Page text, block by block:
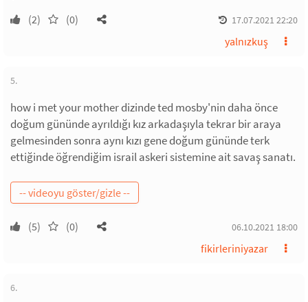
(2) (0) 17.07.2021 22:20
yalnızkuş
5.
how i met your mother dizinde ted mosby'nin daha önce
doğum gününde ayrıldığı kız arkadaşıyla tekrar bir araya
gelmesinden sonra aynı kızı gene doğum gününde terk
ettiğinde öğrendiğim israil askeri sistemine ait savaş sanatı.
(5) (0) 06.10.2021 18:00
fikirleriniyazar
6.